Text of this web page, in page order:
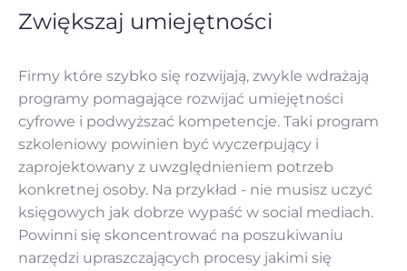
Zwiększaj umiejętności
Firmy które szybko się rozwijają, zwykle wdrażają
programy pomagające rozwijać umiejętności
cyfrowe i podwyższać kompetencje. Taki program
szkoleniowy powinien być wyczerpujący i
zaprojektowany z uwzględnieniem potrzeb
konkretnej osoby. Na przykład - nie musisz uczyć
księgowych jak dobrze wypaść w social mediach.
Powinni się skoncentrować na poszukiwaniu
narzędzi upraszczających procesy jakimi się